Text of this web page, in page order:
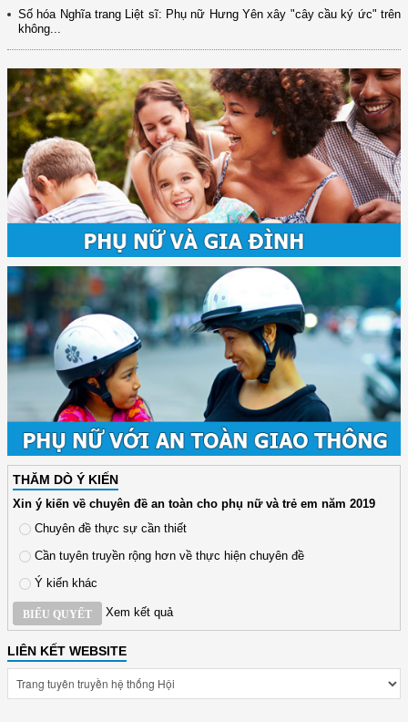
Số hóa Nghĩa trang Liệt sĩ: Phụ nữ Hưng Yên xây "cây cầu ký ức" trên
không...
THĂM DÒ Ý KIẾN
Xin ý kiến về chuyên đề an toàn cho phụ nữ và trẻ em năm 2019
Chuyên đề thực sự cần thiết
Cần tuyên truyền rộng hơn về thực hiện chuyên đề
Ý kiến khác
BIỂU QUYẾT Xem kết quả
LIÊN KẾT WEBSITE